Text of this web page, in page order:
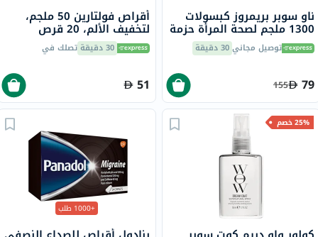
ناو سوبر بريمروز كبسولات
1300 ملجم لصحة المرأة حزمة
من 60 توصيل مجاني30 دقيقة
79
155
أقراص فولتارين 50 ملجم،
لتخفيف الألم، 20 قرص
30 دقيقة تصلك في
51
25% خصم
+1000 طلب